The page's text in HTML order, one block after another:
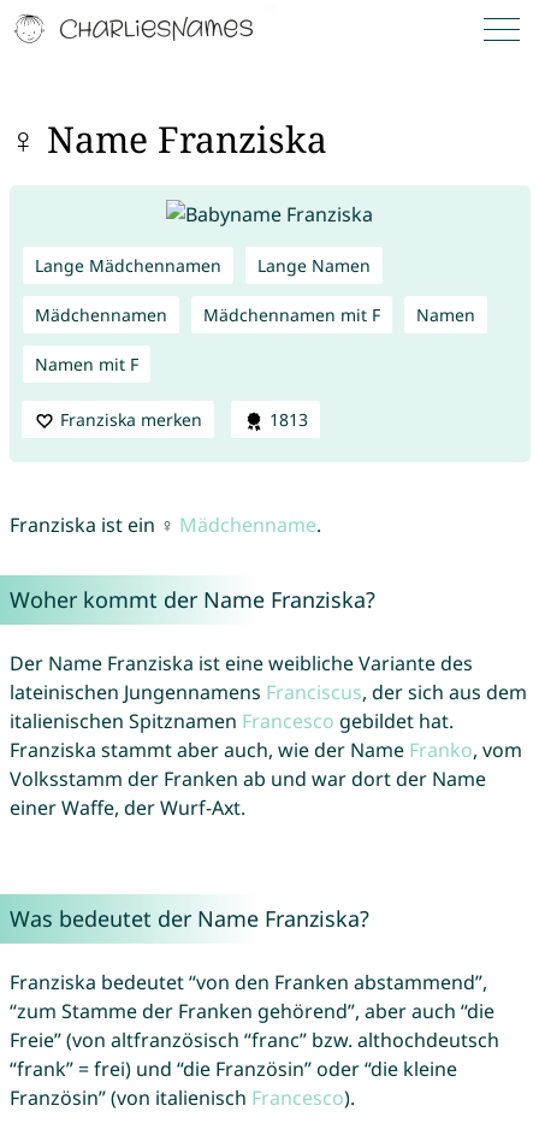
♀ Name Franziska
Lange Mädchennamen Lange Namen
Mädchennamen Mädchennamen mit F Namen
Namen mit F
Franziska merken 1813
Franziska ist ein ♀ Mädchenname.
Woher kommt der Name Franziska?
Der Name Franziska ist eine weibliche Variante des
lateinischen Jungennamens Franciscus, der sich aus dem
italienischen Spitznamen Francesco gebildet hat.
Franziska stammt aber auch, wie der Name Franko, vom
Volksstamm der Franken ab und war dort der Name
einer Waffe, der Wurf-Axt.
Was bedeutet der Name Franziska?
Franziska bedeutet “von den Franken abstammend”,
“zum Stamme der Franken gehörend”, aber auch “die
Freie” (von altfranzösisch “franc” bzw. althochdeutsch
“frank” = frei) und “die Französin” oder “die kleine
Französin” (von italienisch Francesco).